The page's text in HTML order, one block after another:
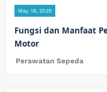
May 16, 2025
Fungsi dan Manfaat
Motor
Perawatan Sepeda